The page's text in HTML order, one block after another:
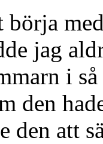
börja
jag
i
den
den att